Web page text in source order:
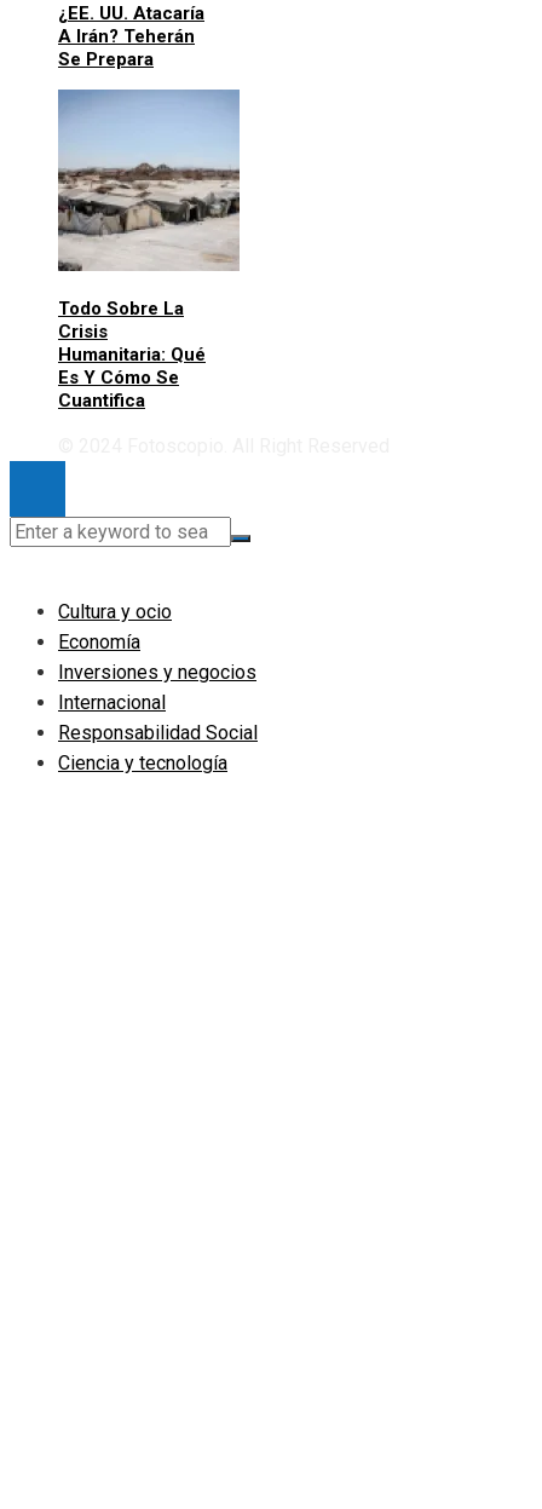
¿EE. UU. Atacaría
A Irán? Teherán
Se Prepara
Todo Sobre La
Crisis
Humanitaria: Qué
Es Y Cómo Se
Cuantifica
Cultura y ocio
Economía
Inversiones y negocios
Internacional
Responsabilidad Social
Ciencia y tecnología